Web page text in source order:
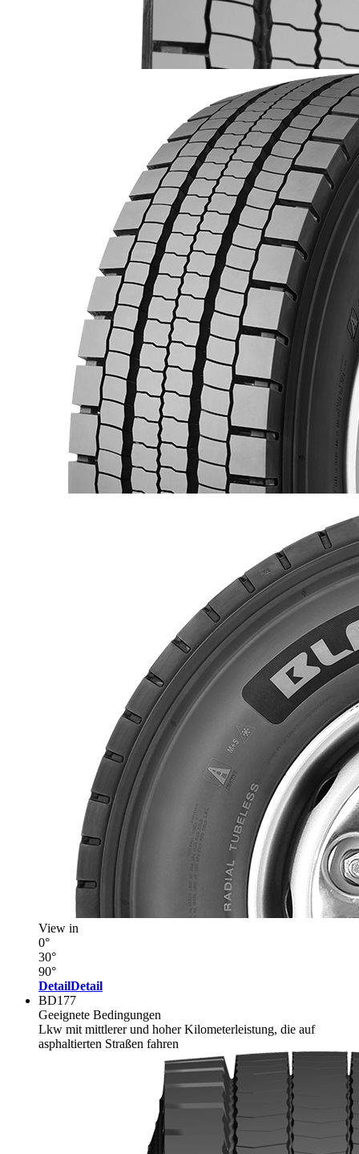
View in
0°
30°
90°
DetailDetail
BD177
Geeignete Bedingungen
Lkw mit mittlerer und hoher Kilometerleistung, die auf
asphaltierten Straßen fahren